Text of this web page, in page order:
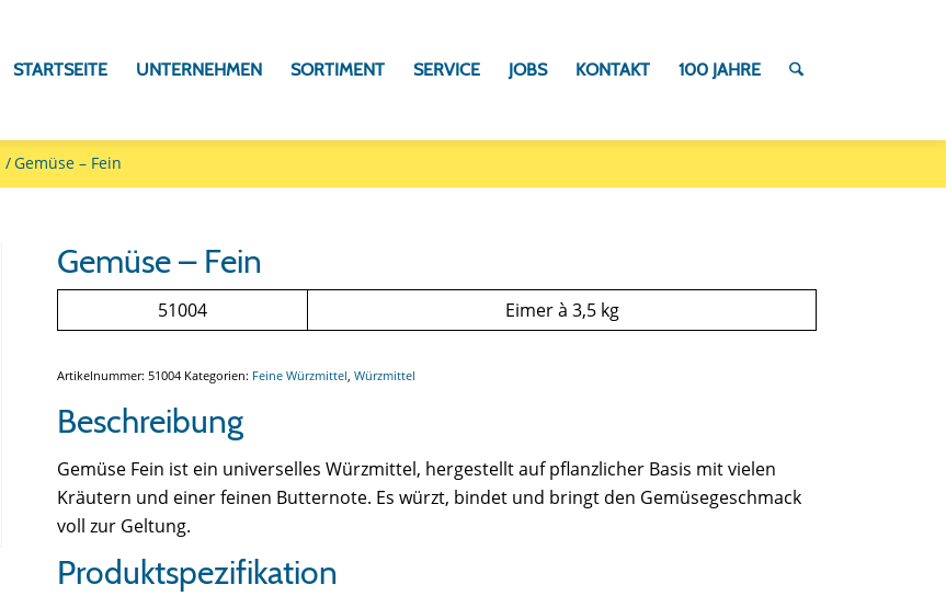
STARTSEITE UNTERNEHMEN SORTIMENT SERVICE JOBS KONTAKT 100 JAHRE
/Gemüse – Fein
Gemüse – Fein
51004 Eimer à 3,5 kg
Artikelnummer:51004 Kategorien: Feine Würzmittel,Würzmittel
Beschreibung
Gemüse Fein ist ein universelles Würzmittel, hergestellt auf pflanzlicher Basis mit vielen
Kräutern und einer feinen Butternote. Es würzt, bindet und bringt den Gemüsegeschmack
voll zur Geltung.
Produktspezifikation